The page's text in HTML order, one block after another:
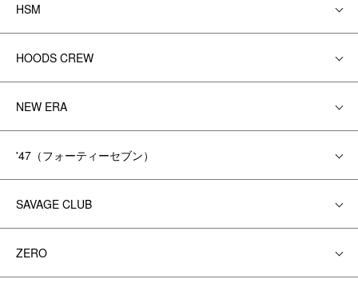
HSM
HOODS CREW
NEW ERA
'47（フォーティーセブン）
SAVAGE CLUB
ZERO